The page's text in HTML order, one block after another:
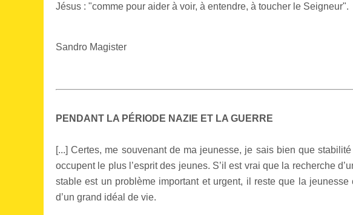
Jésus : "comme pour aider à voir, à entendre, à toucher le Seigneur".
Sandro Magister
PENDANT LA PÉRIODE NAZIE ET LA GUERRE
[...] Certes, me souvenant de ma jeunesse, je sais bien que
occupent le plus l’esprit des jeunes. S’il est vrai que la recherche
stable est un problème important et urgent, il reste que la
d’un grand idéal de vie.